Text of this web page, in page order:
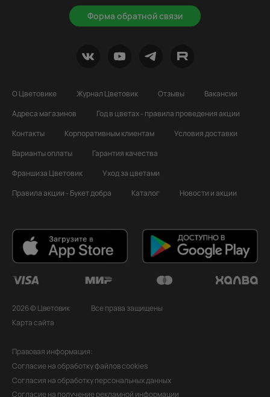
Форма обратной связи
О Цветовике Журнал Цветовик Отзывы
Вакансии
Адреса магазинов
Год в цветах - правила проведения акции
Контакты
Корпоративным клиентам
Условия доставки
Варианты оплаты
Гарантия качества
Франшиза Цветовик
Уход за цветами
Правила акции - Букет добра
Каталог Новости и акции
2026 © Цветовик
Все права защищены
Карта сайта
Правовая информация:
Согласие на обработку файлов cookies
Согласия на обработку персональных данных
Согласие на получение рекламной информации